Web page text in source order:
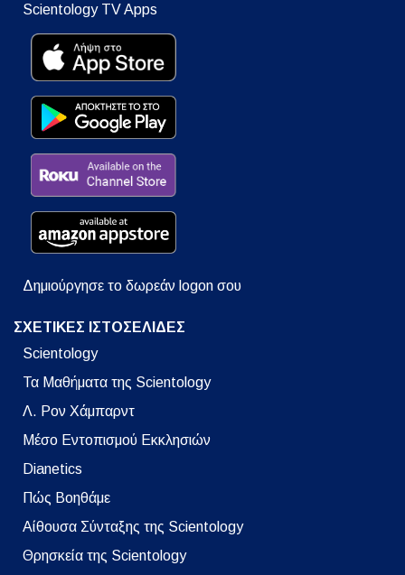
Scientology TV Apps
Δημιούργησε το δωρεάν logon σου
ΣΧΕΤΙΚΕΣ ΙΣΤΟΣΕΛΙΔΕΣ
Scientology
Τα Μαθήματα της Scientology
Λ. Ρον Χάμπαρντ
Μέσο Εντοπισμού Εκκλησιών
Dianetics
Πώς Βοηθάμε
Αίθουσα Σύνταξης της Scientology
Θρησκεία της Scientology